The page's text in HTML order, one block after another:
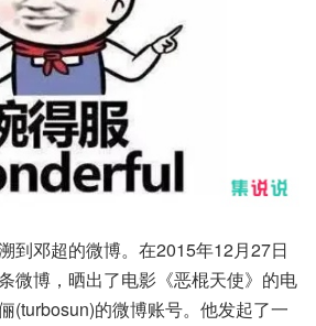
到邓超的微博。在2015年12月27日
微博，晒出了电影《恶棍天使》的电
(turbosun)的微博账号。他发起了一